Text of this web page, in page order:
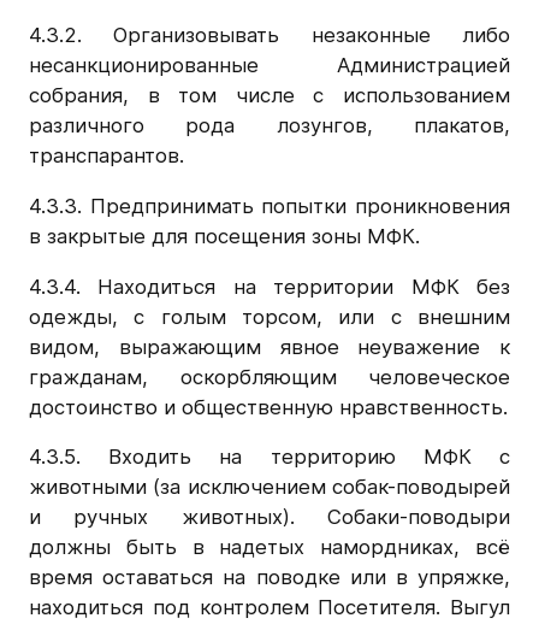
4.3.2. Организовывать незаконные либо
несанкционированные Администрацией
собрания, в том числе с использованием
различного рода лозунгов, плакатов,
транспарантов.
4.3.3. Предпринимать попытки проникновения
в закрытые для посещения зоны МФК.
4.3.4. Находиться на территории МФК без
одежды, с голым торсом, или с внешним
видом, выражающим явное неуважение к
гражданам, оскорбляющим человеческое
достоинство и общественную нравственность.
4.3.5. Входить на территорию МФК с
животными (за исключением собак-поводырей
и ручных животных). Собаки-поводыри
должны быть в надетых намордниках, всё
время оставаться на поводке или в упряжке,
находиться под контролем Посетителя. Выгул